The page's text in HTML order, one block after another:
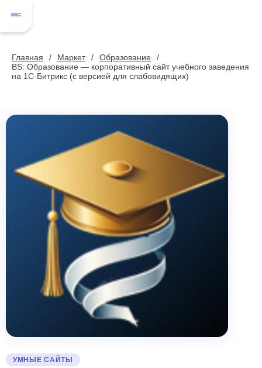
Главная Маркет
Образование
BS: Образование — корпоративный сайт учебного заведения
на 1С-Битрикс (с версией для слабовидящих)
УМНЫЕ САЙТЫ